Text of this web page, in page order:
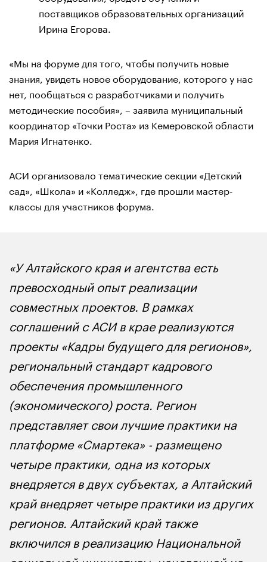
поставщиков образовательных организаций
Ирина Егорова.
«Мы на форуме для того, чтобы получить новые
знания, увидеть новое оборудование, которого у нас
нет, пообщаться с разработчиками и получить
методические пособия», – заявила муниципальный
координатор «Точки Роста» из Кемеровской области
Мария Игнатенко.
АСИ организовало тематические секции «Детский
сад», «Школа» и «Колледж», где прошли мастер-
классы для участников форума.
«У Алтайского края и агентства есть
превосходный опыт реализации
совместных проектов. В рамках
соглашений с АСИ в крае реализуются
проекты «Кадры будущего для регионов»,
региональный стандарт кадрового
обеспечения промышленного
(экономического) роста. Регион
представляет свои лучшие практики на
платформе «Смартека» - размещено
четыре практики, одна из которых
внедряется в двух субъектах, а Алтайский
край внедряет четыре практики из других
регионов. Алтайский край также
включился в реализацию Национальной